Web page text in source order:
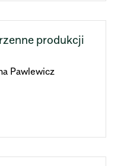
produkcji
Pawlewicz